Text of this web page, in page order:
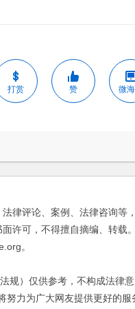
打赏 赞 微
律评论、案例、法律咨询等
许可，不得擅自摘编、转
。
）仅供参考，不构成法律意
努力为广大网友提供更好的